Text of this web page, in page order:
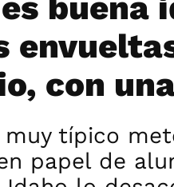
con
muy típico
papel de